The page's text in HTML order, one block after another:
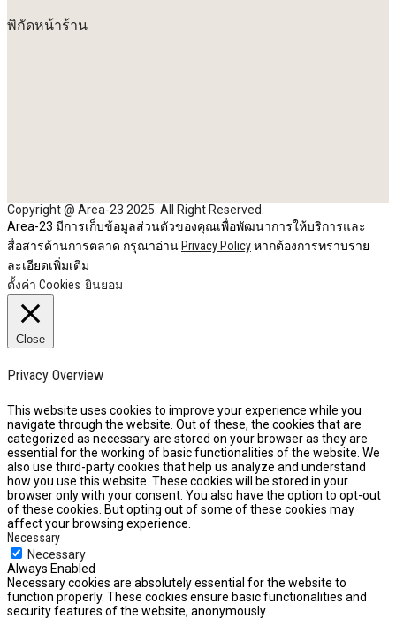
พิกัดหน้าร้าน
Copyright @ Area-23 2025. All Right Reserved.
Area-23 มีการเก็บข้อมูลส่วนตัวของคุณเพื่อพัฒนาการให้บริการและ
สื่อสารด้านการตลาด กรุณาอ่าน Privacy Policyหากต้องการทราบราย
ละเอียดเพิ่มเติม
ตั้งค่า Cookies ยินยอม
Close
Privacy Overview
This website uses cookies to improve your experience while you
navigate through the website. Out of these, the cookies that are
categorized as necessary are stored on your browser as they are
essential for the working of basic functionalities of the website. We
also use third-party cookies that help us analyze and understand
how you use this website. These cookies will be stored in your
browser only with your consent. You also have the option to opt-out
of these cookies. But opting out of some of these cookies may
affect your browsing experience.
Necessary
Necessary
Always Enabled
Necessary cookies are absolutely essential for the website to
function properly. These cookies ensure basic functionalities and
security features of the website, anonymously.